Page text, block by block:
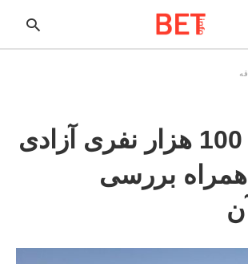
استادیوم 100 هزار نفری آزادی
همراه بررسی